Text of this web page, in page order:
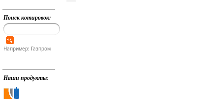
Поиск котировок:
Например: Газпром
Наши продукты: